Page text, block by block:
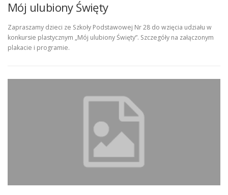
Mój ulubiony Święty
Zapraszamy dzieci ze Szkoły Podstawowej Nr 28 do wzięcia udziału w
konkursie plastycznym „Mój ulubiony Święty”. Szczegóły na załączonym
plakacie i programie.